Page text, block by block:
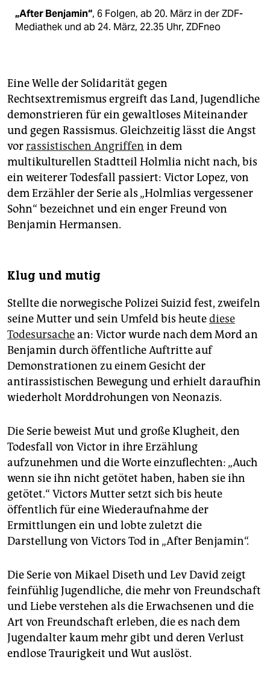
„After Benjamin“, 6 Folgen, ab 20. März in der ZDF-
Mediathek und ab 24. März, 22.35 Uhr, ZDFneo
Eine Welle der Solidarität gegen
Rechtsextremismus ergreift das Land, Jugendliche
demonstrieren für ein gewaltloses Miteinander
und gegen Rassismus. Gleichzeitig lässt die Angst
vorrassistischen Angriffen in dem
multikulturellen Stadtteil Holmlia nicht nach, bis
ein weiterer Todesfall passiert: Victor Lopez, von
dem Erzähler der Serie als „Holmlias vergessener
Sohn“ bezeichnet und ein enger Freund von
Benjamin Hermansen.
Klug und mutig
Stellte die norwegische Polizei Suizid fest, zweifeln
seine Mutter und sein Umfeld bis heutediese
Todesursachean: Victor wurde nach dem Mord an
Benjamin durch öffentliche Auftritte auf
Demonstrationen zu einem Gesicht der
antirassistischen Bewegung und erhielt daraufhin
wiederholt Morddrohungen von Neonazis.
Die Serie beweist Mut und große Klugheit, den
Todesfall von Victor in ihre Erzählung
aufzunehmen und die Worte einzuflechten: „Auch
wenn sie ihn nicht getötet haben, haben sie ihn
getötet.“ Victors Mutter setzt sich bis heute
öffentlich für eine Wiederaufnahme der
Ermittlungen ein und lobte zuletzt die
Darstellung von Victors Tod in „After Benjamin“.
Die Serie von Mikael Diseth und Lev David zeigt
feinfühlig Jugendliche, die mehr von Freundschaft
und Liebe verstehen als die Erwachsenen und die
Art von Freundschaft erleben, die es nach dem
Jugendalter kaum mehr gibt und deren Verlust
endlose Traurigkeit und Wut auslöst.